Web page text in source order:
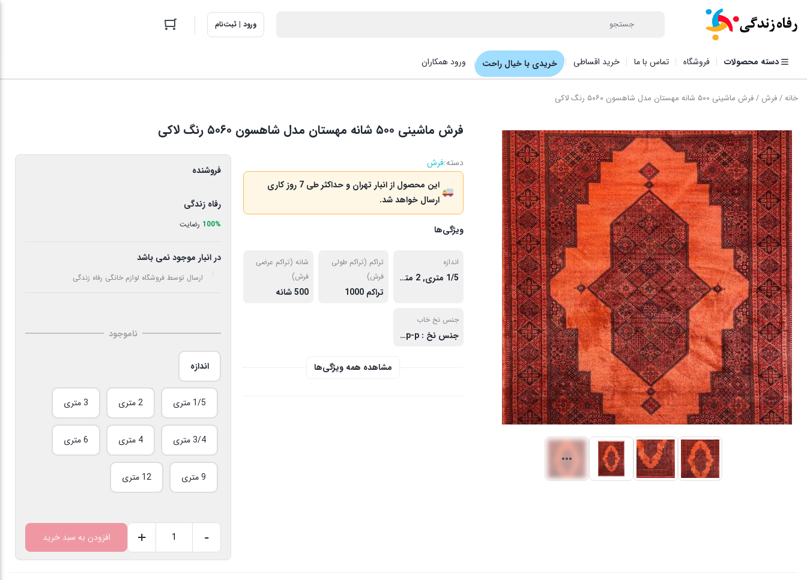
ورود | ثبت‌نام
دسته محصولات فروشگاه تماس با ما خرید اقساطی خریدی با خیال راحت ورود همکاران
خانه/فرش / فرش ماشینی ۵۰۰ شانه مهستان مدل شاهسون ۵۰۶۰ رنگ لاکی
فرش ماشینی ۵۰۰ شانه مهستان مدل شاهسون ۵۰۶۰ رنگ لاکی
دسته:فرش
این محصول از انبار تهران و حداکثر طی 7 روز کاری
ارسال خواهد شد.
ویژگی‌ها
اندازه
1/5 متری, 2 متری, 3 متری, 3/4 متری, 4 متری, 6 متری, 9 متری, 12 متری
تراکم (تراکم طولی
فرش)
تراکم 1000
شانه (تراکم عرضی
فرش)
500 شانه
جنس نخ خاب
جنس نخ : p-p هیت ست
مشاهده همه ویژگی‌ها
فروشنده
رفاه زندگی
100% رضایت
در انبار موجود نمی باشد
ارسال توسط فروشگاه لوازم خانگی رفاه زندگی
ناموجود
اندازه
1/5 متری 2 متری 3 متری
3/4 متری 4 متری 6 متری
9 متری 12 متری
ماشینی
-
+ افزودن به سبد خرید